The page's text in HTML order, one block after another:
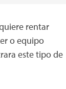
rentar
o equipo
este tipo de